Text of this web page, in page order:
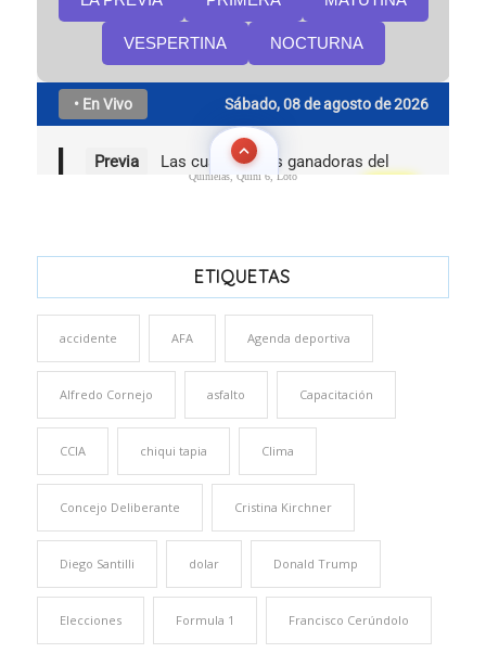
Quinielas, Quini 6, Loto
ETIQUETAS
accidente AFA Agenda deportiva
Alfredo Cornejo asfalto Capacitación
CCIA chiqui tapia Clima
Concejo Deliberante Cristina Kirchner
Diego Santilli dolar Donald Trump
Elecciones Formula 1 Francisco Cerúndolo